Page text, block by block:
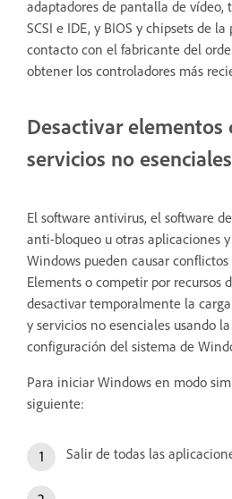
adaptadores de pantalla de vídeo,
SCSI e IDE, y BIOS y chipsets de
contacto con el fabricante del
obtener los controladores más
Desactivar elementos
servicios no esenciales
El software antivirus, el software
anti-bloqueo u otras aplicaciones
Windows pueden causar
Elements o competir por recursos
desactivar temporalmente la
y servicios no esenciales usando
configuración del sistema de
Para iniciar Windows en modo
siguiente:
Salir de todas las